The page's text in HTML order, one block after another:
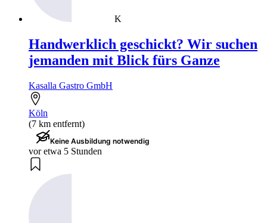
K
Handwerklich geschickt? Wir suchen
jemanden mit Blick fürs Ganze
Kasalla Gastro GmbH
Köln
(7 km entfernt)
Keine Ausbildung notwendig
vor etwa 5 Stunden